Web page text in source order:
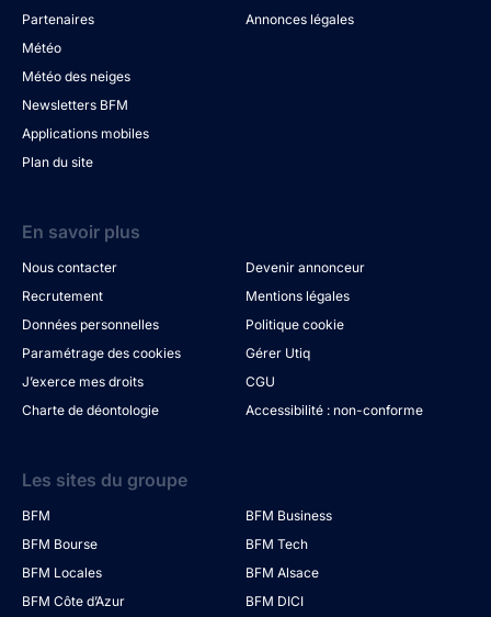
Partenaires
Météo
Météo des neiges
Newsletters BFM
Applications mobiles
Plan du site
Annonces légales
En savoir plus
Nous contacter
Devenir annonceur
Recrutement
Mentions légales
Données personnelles
Politique cookie
Paramétrage des cookies
Gérer Utiq
J’exerce mes droits
CGU
Charte de déontologie
Accessibilité : non-conforme
Les sites du groupe
BFM
BFM Business
BFM Bourse
BFM Tech
BFM Locales
BFM Alsace
BFM Côte d’Azur
BFM DICI